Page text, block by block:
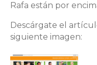
Rafa están por
Descárgate el
siguiente imagen: